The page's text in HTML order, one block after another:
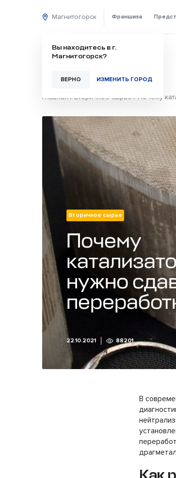
Магнитогорск
Вы находитесь в г.
Магнитогорск?
ВЕРНО ИЗМЕНИТЬ ГОРОД
Франшиза
Главная / Вторичное сырье / Почему
Вторичное сырье
Почему
нужно
22.10.2021 88201
В